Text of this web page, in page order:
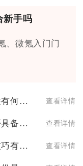
新手吗
、微氪入门门
影之刃肌肉套对角色属性有何影响 查看详情
率土之滨庞统和刘备是否具备相互信任的基础 查看详情
火影忍者中替身水门的技巧有哪些 查看详情